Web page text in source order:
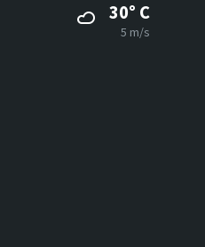
30° C
5 m/s